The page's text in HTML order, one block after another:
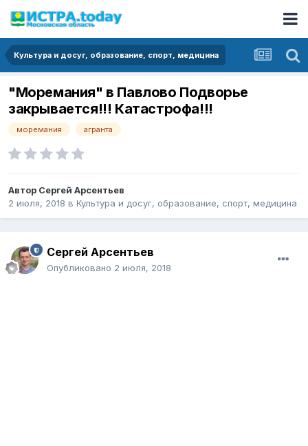
Культура и досуг, образование, спорт, медицина
"Моремания" в Павлово Подворье
закрывается!!! Катастрофа!!!
моремания агранта
Автор Сергей Арсентьев
2 июля, 2018 в Культура и досуг, образование, спорт, медицина
Сергей Арсентьев
Опубликовано 2 июля, 2018